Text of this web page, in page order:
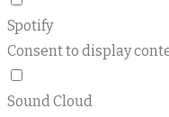
Spotify
Consent to display
Sound Cloud